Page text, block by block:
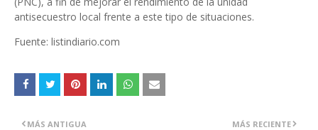
antisecuestro local frente a este tipo de situaciones.
Fuente: listindiario.com
MÁS RECIENTE
MÁS ANTIGUA